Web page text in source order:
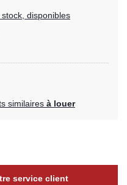
disponibles
similaires à louer
service client